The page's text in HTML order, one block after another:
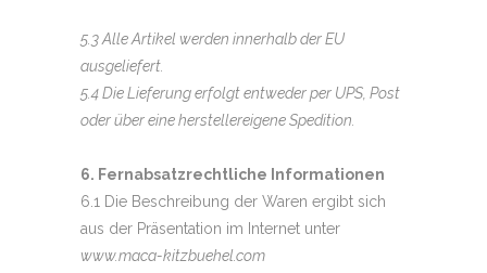
5.3 Alle Artikel werden innerhalb der EU
ausgeliefert.
5.4 Die Lieferung erfolgt entweder per UPS, Post
oder über eine herstellereigene Spedition.
6. Fernabsatzrechtliche Informationen
6.1 Die Beschreibung der Waren ergibt sich
aus der Präsentation im Internet unter
www.maca-kitzbuehel.com